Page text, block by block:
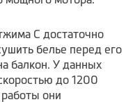
С достаточно
белье перед его
балкон. У данных
до 1200
они